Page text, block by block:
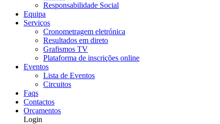
Responsabilidade Social
Equipa
Serviços
Cronometragem eletrónica
Resultados em direto
Grafismos TV
Plataforma de inscrições online
Eventos
Lista de Eventos
Circuitos
Faqs
Contactos
Orçamentos
Login